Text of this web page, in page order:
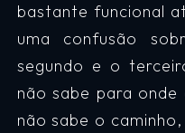
bastante funcional
uma confusão
segundo e o
não sabe para
não sabe o